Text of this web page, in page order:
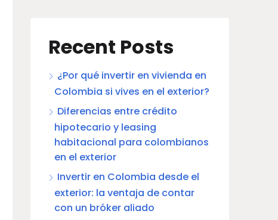
Recent Posts
¿Por qué invertir en vivienda en
Colombia si vives en el exterior?
Diferencias entre crédito
hipotecario y leasing
habitacional para colombianos
en el exterior
Invertir en Colombia desde el
exterior: la ventaja de contar
con un bróker aliado